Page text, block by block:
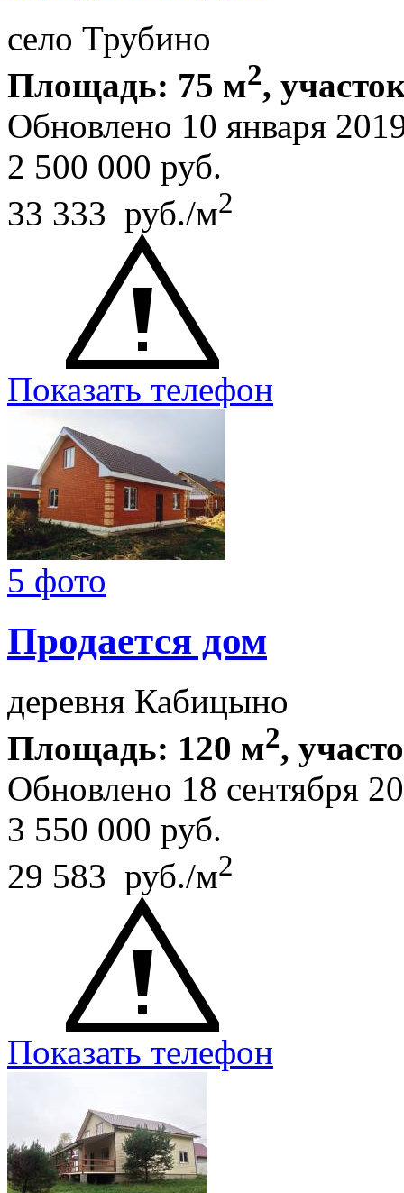
село Трубино
Площадь: 75 м2,
Обновлено 10 января
2 500 000 руб.
33 333 руб./м2
Показать телефон
5 фото
Продается дом
деревня Кабицыно
Площадь: 120 м2,
Обновлено 18 сентября
3 550 000 руб.
29 583 руб./м2
Показать телефон